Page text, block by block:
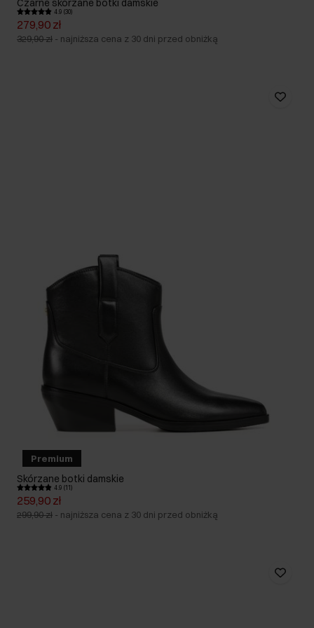
Czarne skórzane botki damskie
4.9 (30)
279,90 zł
329,90 zł - najniższa cena z 30 dni przed obniżką
Premium
Skórzane botki damskie
4.9 (11)
259,90 zł
299,90 zł - najniższa cena z 30 dni przed obniżką